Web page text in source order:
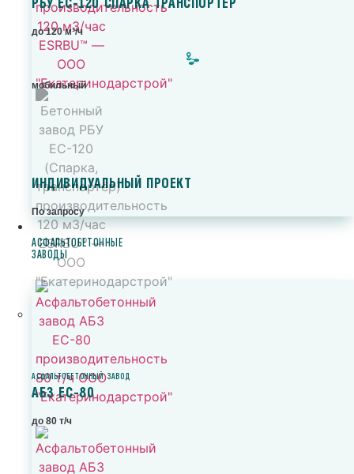
до 120 м³/ч
мобильный
ИНДИВИДУАЛЬНЫЙ ПРОЕКТ
По запросу
АСФАЛЬТОБЕТОННЫЕ
ЗАВОДЫ
АСФАЛЬТОБЕТОННЫЙ ЗАВОД
АБЗ ЕС-80
до 80 т/ч